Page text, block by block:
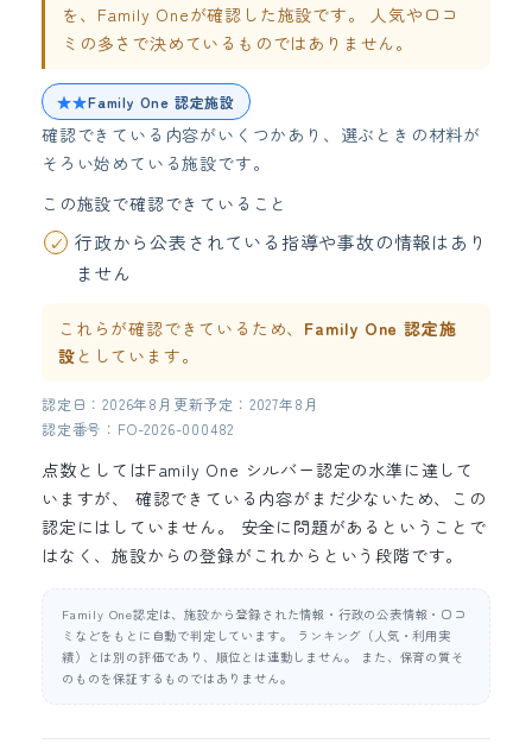
を、Family Oneが確認した施設です。 人気や口コ
ミの多さで決めているものではありません。
★★Family One 認定施設
確認できている内容がいくつかあり、選ぶときの材料が
そろい始めている施設です。
この施設で確認できていること
行政から公表されている指導や事故の情報はあり
ません
これらが確認できているため、 Family One 認定施
設 としています。
認定日：2026年8月 更新予定：2027年8月
認定番号：FO-2026-000482
点数としてはFamily One シルバー認定の水準に達して
いますが、 確認できている内容がまだ少ないため、この
認定にはしていません。 安全に問題があるということで
はなく、施設からの登録がこれからという段階です。
Family One認定は、施設から登録された情報・行政の公表情報・口コ
ミなどをもとに自動で判定しています。 ランキング（人気・利用実
績）とは別の評価であり、順位とは連動しません。 また、保育の質そ
のものを保証するものではありません。